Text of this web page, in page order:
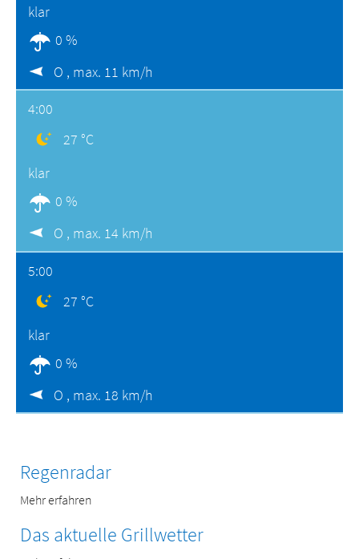
klar
0 %
O , max. 11 km/h
4:00
27 °C
klar
0 %
O , max. 14 km/h
5:00
27 °C
klar
0 %
O , max. 18 km/h
Regenradar
Mehr erfahren
Das aktuelle Grillwetter